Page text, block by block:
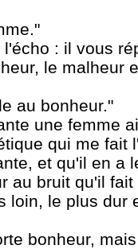
: il vous
le malheur
au bonheur."
une femme
qui me fait
et qu'il en a
au bruit qu'il
loin, le plus dur
bonheur,